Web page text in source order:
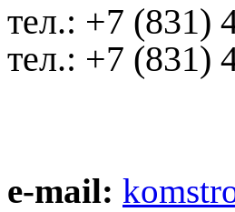
тел.: +7 (831)
тел.: +7 (831)
e-mail: